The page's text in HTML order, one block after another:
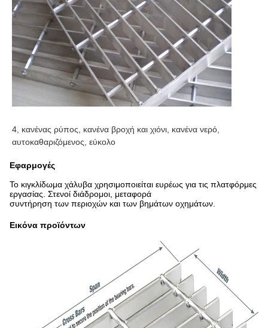
4, κανένας ρύπος, κανένα βροχή και χιόνι, κανένα νερό,
αυτοκαθαριζόμενος, εύκολο
Εφαρμογές
Το κιγκλίδωμα χάλυβα χρησιμοποιείται ευρέως για τις πλατφόρμες
εργασίας. Στενοί διάδρομοι, μεταφορά
συντήρηση των περιοχών και των βημάτων οχημάτων.
Εικόνα προϊόντων